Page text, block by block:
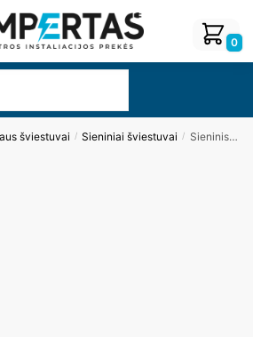
0
šviestuvai / Sieniniai šviestuvai / Sieninis šviestuvas MONACO W0209